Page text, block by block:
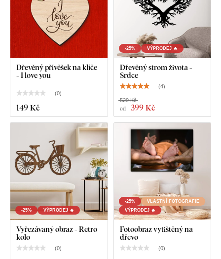
Dřevěný přívěšek na klíče
- I love you
(0)
149 Kč
-25% VÝPRODEJ 🔥
Dřevěný strom života -
Srdce
(4)
od 399 Kč
529 Kč
-25% VÝPRODEJ 🔥
Vyřezávaný obraz - Retro
kolo
(0)
-25%
VLASTNÍ FOTOGRAFIE
VÝPRODEJ 🔥
Fotoobraz vytištěný na
dřevo
(0)